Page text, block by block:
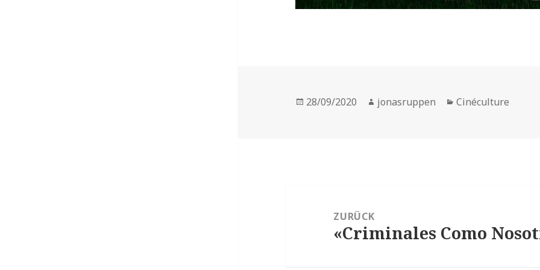
Veröffentlicht
28/09/2020 Autor
jonasruppen Kategorien
Cinéculture
ZURÜCK
Vorheriger
«Criminales Como